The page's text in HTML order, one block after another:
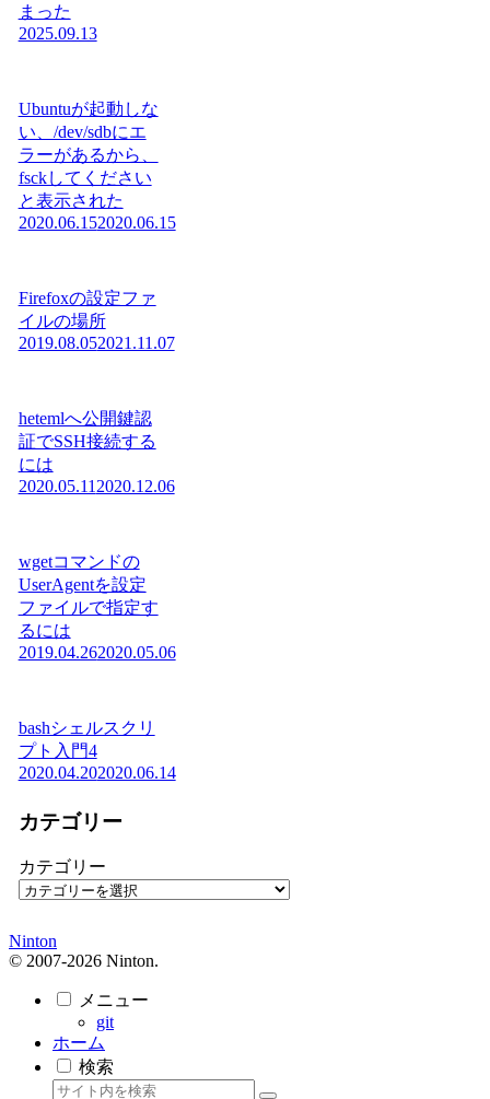
まった
2025.09.13
Ubuntuが起動しな
い、/dev/sdbにエ
ラーがあるから、
fsckしてください
と表示された
2020.06.152020.06.15
Firefoxの設定ファ
イルの場所
2019.08.052021.11.07
hetemlへ公開鍵認
証でSSH接続する
には
2020.05.11 2020.12.06
wgetコマンドの
UserAgentを設定
ファイルで指定す
るには
2019.04.262020.05.06
bashシェルスクリ
プト入門4
2020.04.202020.06.14
カテゴリー
カテゴリー
Ninton
© 2007-2026 Ninton.
メニュー
git
ホーム
検索